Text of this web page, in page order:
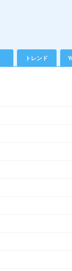
トレンド